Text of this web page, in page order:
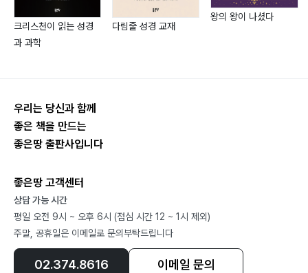
크리스천이 읽는 성경
과 과학
다림줄 성경 교재
왕의 왕이 나셨다
우리는 당신과 함께
좋은 책을 만드는
좋은땅 출판사입니다
좋은땅 고객센터
상담 가능 시간
평일 오전 9시 ~ 오후 6시 (점심 시간 12 ~ 1시 제외)
주말, 공휴일은 이메일로 문의부탁드립니다
02.374.8616 이메일 문의